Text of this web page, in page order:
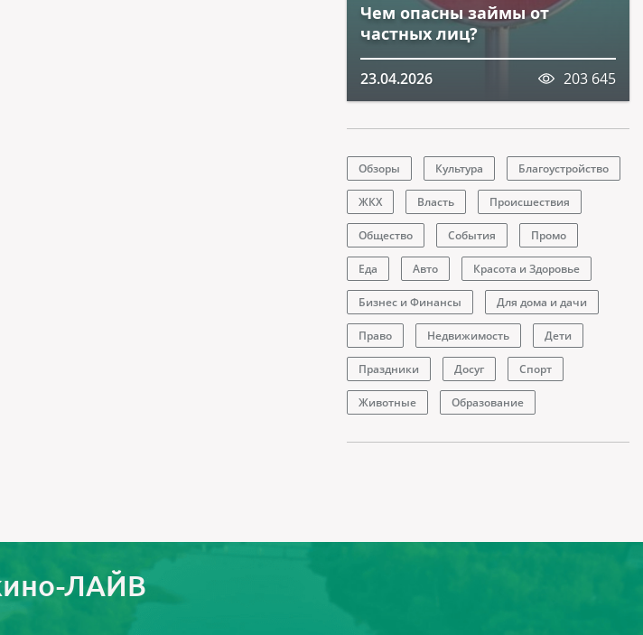
Чем опасны займы от
частных лиц?
23.04.2026 203 645
Обзоры Культура Благоустройство
ЖКХ Власть Происшествия
Общество События Промо
Еда Авто Красота и Здоровье
Бизнес и Финансы Для дома и дачи
Право Недвижимость Дети
Праздники Досуг Спорт
Животные Образование
ЛАЙВ